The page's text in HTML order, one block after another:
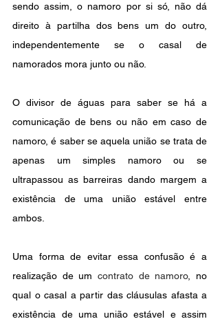
sendo assim, o namoro por si só, não dá
direito à partilha dos bens um do outro,
independentemente se o casal de
namorados mora junto ou não.
O divisor de águas para saber se há a
comunicação de bens ou não em caso de
namoro, é saber se aquela união se trata de
apenas um simples namoro ou se
ultrapassou as barreiras dando margem a
existência de uma união estável entre
ambos.
Uma forma de evitar essa confusão é a
realização de um contrato de namoro, no
qual o casal a partir das cláusulas afasta a
existência de uma união estável e assim